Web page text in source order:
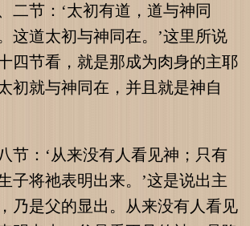
二节：‘太初有道，道与神同
这道太初与神同在。’这里所说
四节看，就是那成为肉身的主耶
初就与神同在，并且就是神自
节：‘从来没有人看见神；只有
子将祂表明出来。’这是说出主
乃是父的显出。从来没有人看见